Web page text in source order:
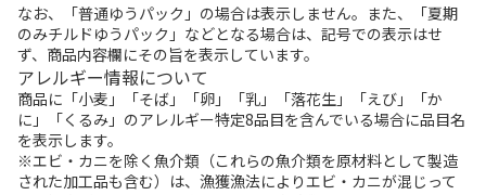
なお、「普通ゆうパック」の場合は表示しません。また、「夏期
のみチルドゆうパック」などとなる場合は、記号での表示はせ
ず、商品内容欄にその旨を表示しています。
アレルギー情報について
商品に「小麦」「そば」「卵」「乳」「落花生」「えび」「か
に」「くるみ」のアレルギー特定8品目を含んでいる場合に品目名
を表示します。
※エビ・カニを除く魚介類（これらの魚介類を原材料として製造
された加工品も含む）は、漁獲漁法によりエビ・カニが混じって